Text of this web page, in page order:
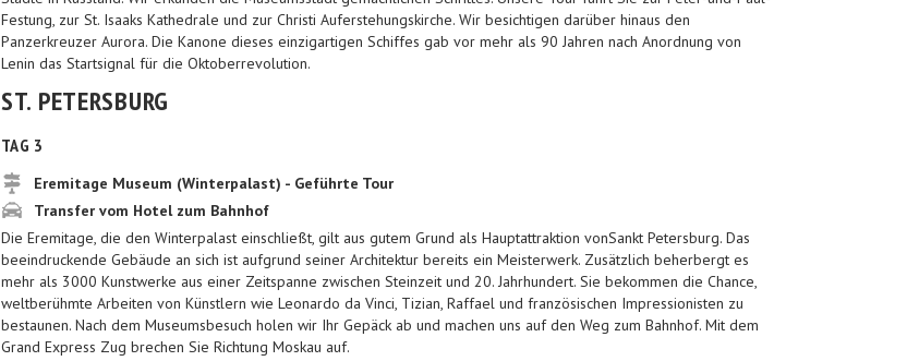
Festung, zur St. Isaaks Kathedrale und zur Christi Auferstehungskirche. Wir besichtigen darüber hinaus den
Panzerkreuzer Aurora. Die Kanone dieses einzigartigen Schiffes gab vor mehr als 90 Jahren nach Anordnung von
Lenin das Startsignal für die Oktoberrevolution.
ST. PETERSBURG
TAG 3
Eremitage Museum (Winterpalast) - Geführte Tour
Transfer vom Hotel zum Bahnhof
Die Eremitage, die den Winterpalast einschließt, gilt aus gutem Grund als Hauptattraktion vonSankt Petersburg. Das
beeindruckende Gebäude an sich ist aufgrund seiner Architektur bereits ein Meisterwerk. Zusätzlich beherbergt es
mehr als 3000 Kunstwerke aus einer Zeitspanne zwischen Steinzeit und 20. Jahrhundert. Sie bekommen die Chance,
weltberühmte Arbeiten von Künstlern wie Leonardo da Vinci, Tizian, Raffael und französischen Impressionisten zu
bestaunen. Nach dem Museumsbesuch holen wir Ihr Gepäck ab und machen uns auf den Weg zum Bahnhof. Mit dem
Grand Express Zug brechen Sie Richtung Moskau auf.